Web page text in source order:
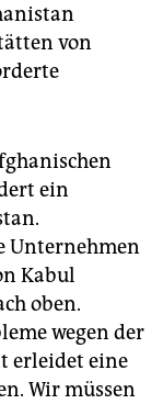
von
ein
Unternehmen
Kabul
oben.
wegen der
erleidet eine
Wir müssen